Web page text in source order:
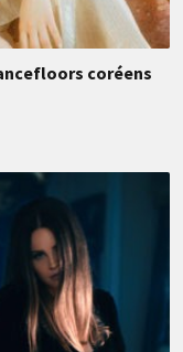
coréens